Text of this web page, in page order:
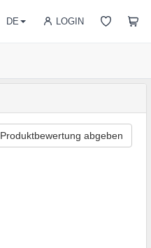
LOGIN
DE
Produktbewertung abgeben